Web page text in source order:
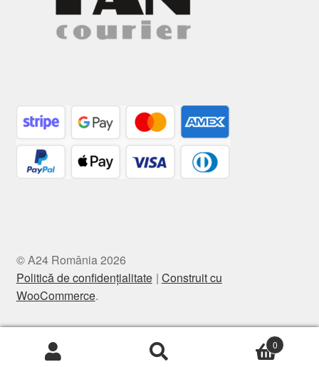
© A24 România 2026
Politică de confidențialitate Construit cu
WooCommerce.
0